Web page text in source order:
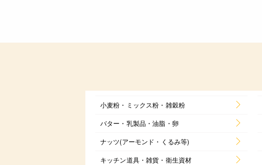
小麦粉・ミックス粉・雑穀粉
バター・乳製品・油脂・卵
ナッツ(アーモンド・くるみ等)
キッチン道具・雑貨・衛生資材